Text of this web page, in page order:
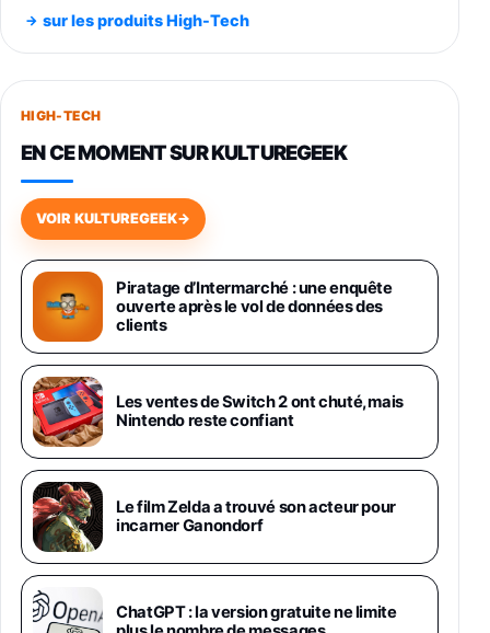
891,99€1199€Fnac (Vendeur Tiers)
Smartphone SAMSUNG Galaxy S26+ Violet
749,99€
648,63€834,71€
Samsung Galaxy Miracle Ultra, Smartphone
Android 5G avec Galaxy AI, 512 Go,
Chargeur Secteur Rapide 25W Inclus,
Smartphone déverrouillé, Noir, Version FR
1019€
Galaxy S26 Ultra 512 Go Bleu
1019€1399€ Fnac (Vendeur Tiers)
Galaxy S26 Ultra 256 Go Violet
892€1199€Fnac (Vendeur Tiers)
Philips SHK2000BL - Casque Enfant - Bleu &
Répartiteur Audio 5 Casques, Blanc
24,94€29,96€Fnac (Vendeur Tiers)
sur les produits High-Tech
HIGH-TECH
EN CE MOMENT SUR KULTUREGEEK
VOIR KULTUREGEEK→
Piratage d’Intermarché : une enquête
ouverte après le vol de données des
clients
Les ventes de Switch 2 ont chuté, mais
Nintendo reste confiant
Le film Zelda a trouvé son acteur pour
incarner Ganondorf
ChatGPT : la version gratuite ne limite